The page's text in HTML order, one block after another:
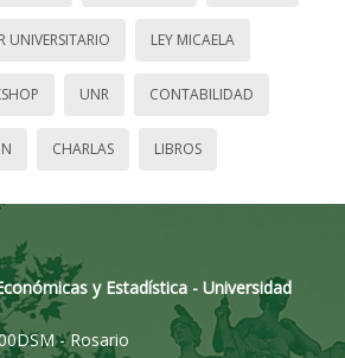
UNIVERSITARIO LEY MICAELA
UNR CONTABILIDAD
CHARLAS LIBROS
y Estadística - Universidad
- Rosario